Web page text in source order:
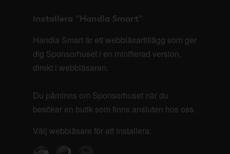
Installera "Handla Smart"
Handla Smart är ett webbläsartillägg som ger
dig Sponsorhuset i en minifierad version,
direkt i webbläsaren.
Du påminns om Sponsorhuset när du
besöker en butik som finns ansluten hos oss.
Välj webbläsare för att installera: